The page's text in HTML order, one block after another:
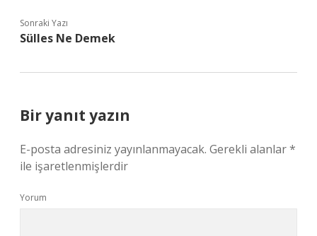
Sonraki Yazı
Sülles Ne Demek
Bir yanıt yazın
E-posta adresiniz yayınlanmayacak. Gerekli alanlar*
ile işaretlenmişlerdir
Yorum